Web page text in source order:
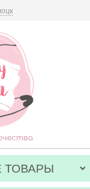
ТОВАРЫ